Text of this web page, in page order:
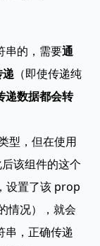
串的，需要通
（即使传递纯
递数据都会转
型，但在使用
该组件的这个
设置了该 prop
情况），就会
串，正确传递